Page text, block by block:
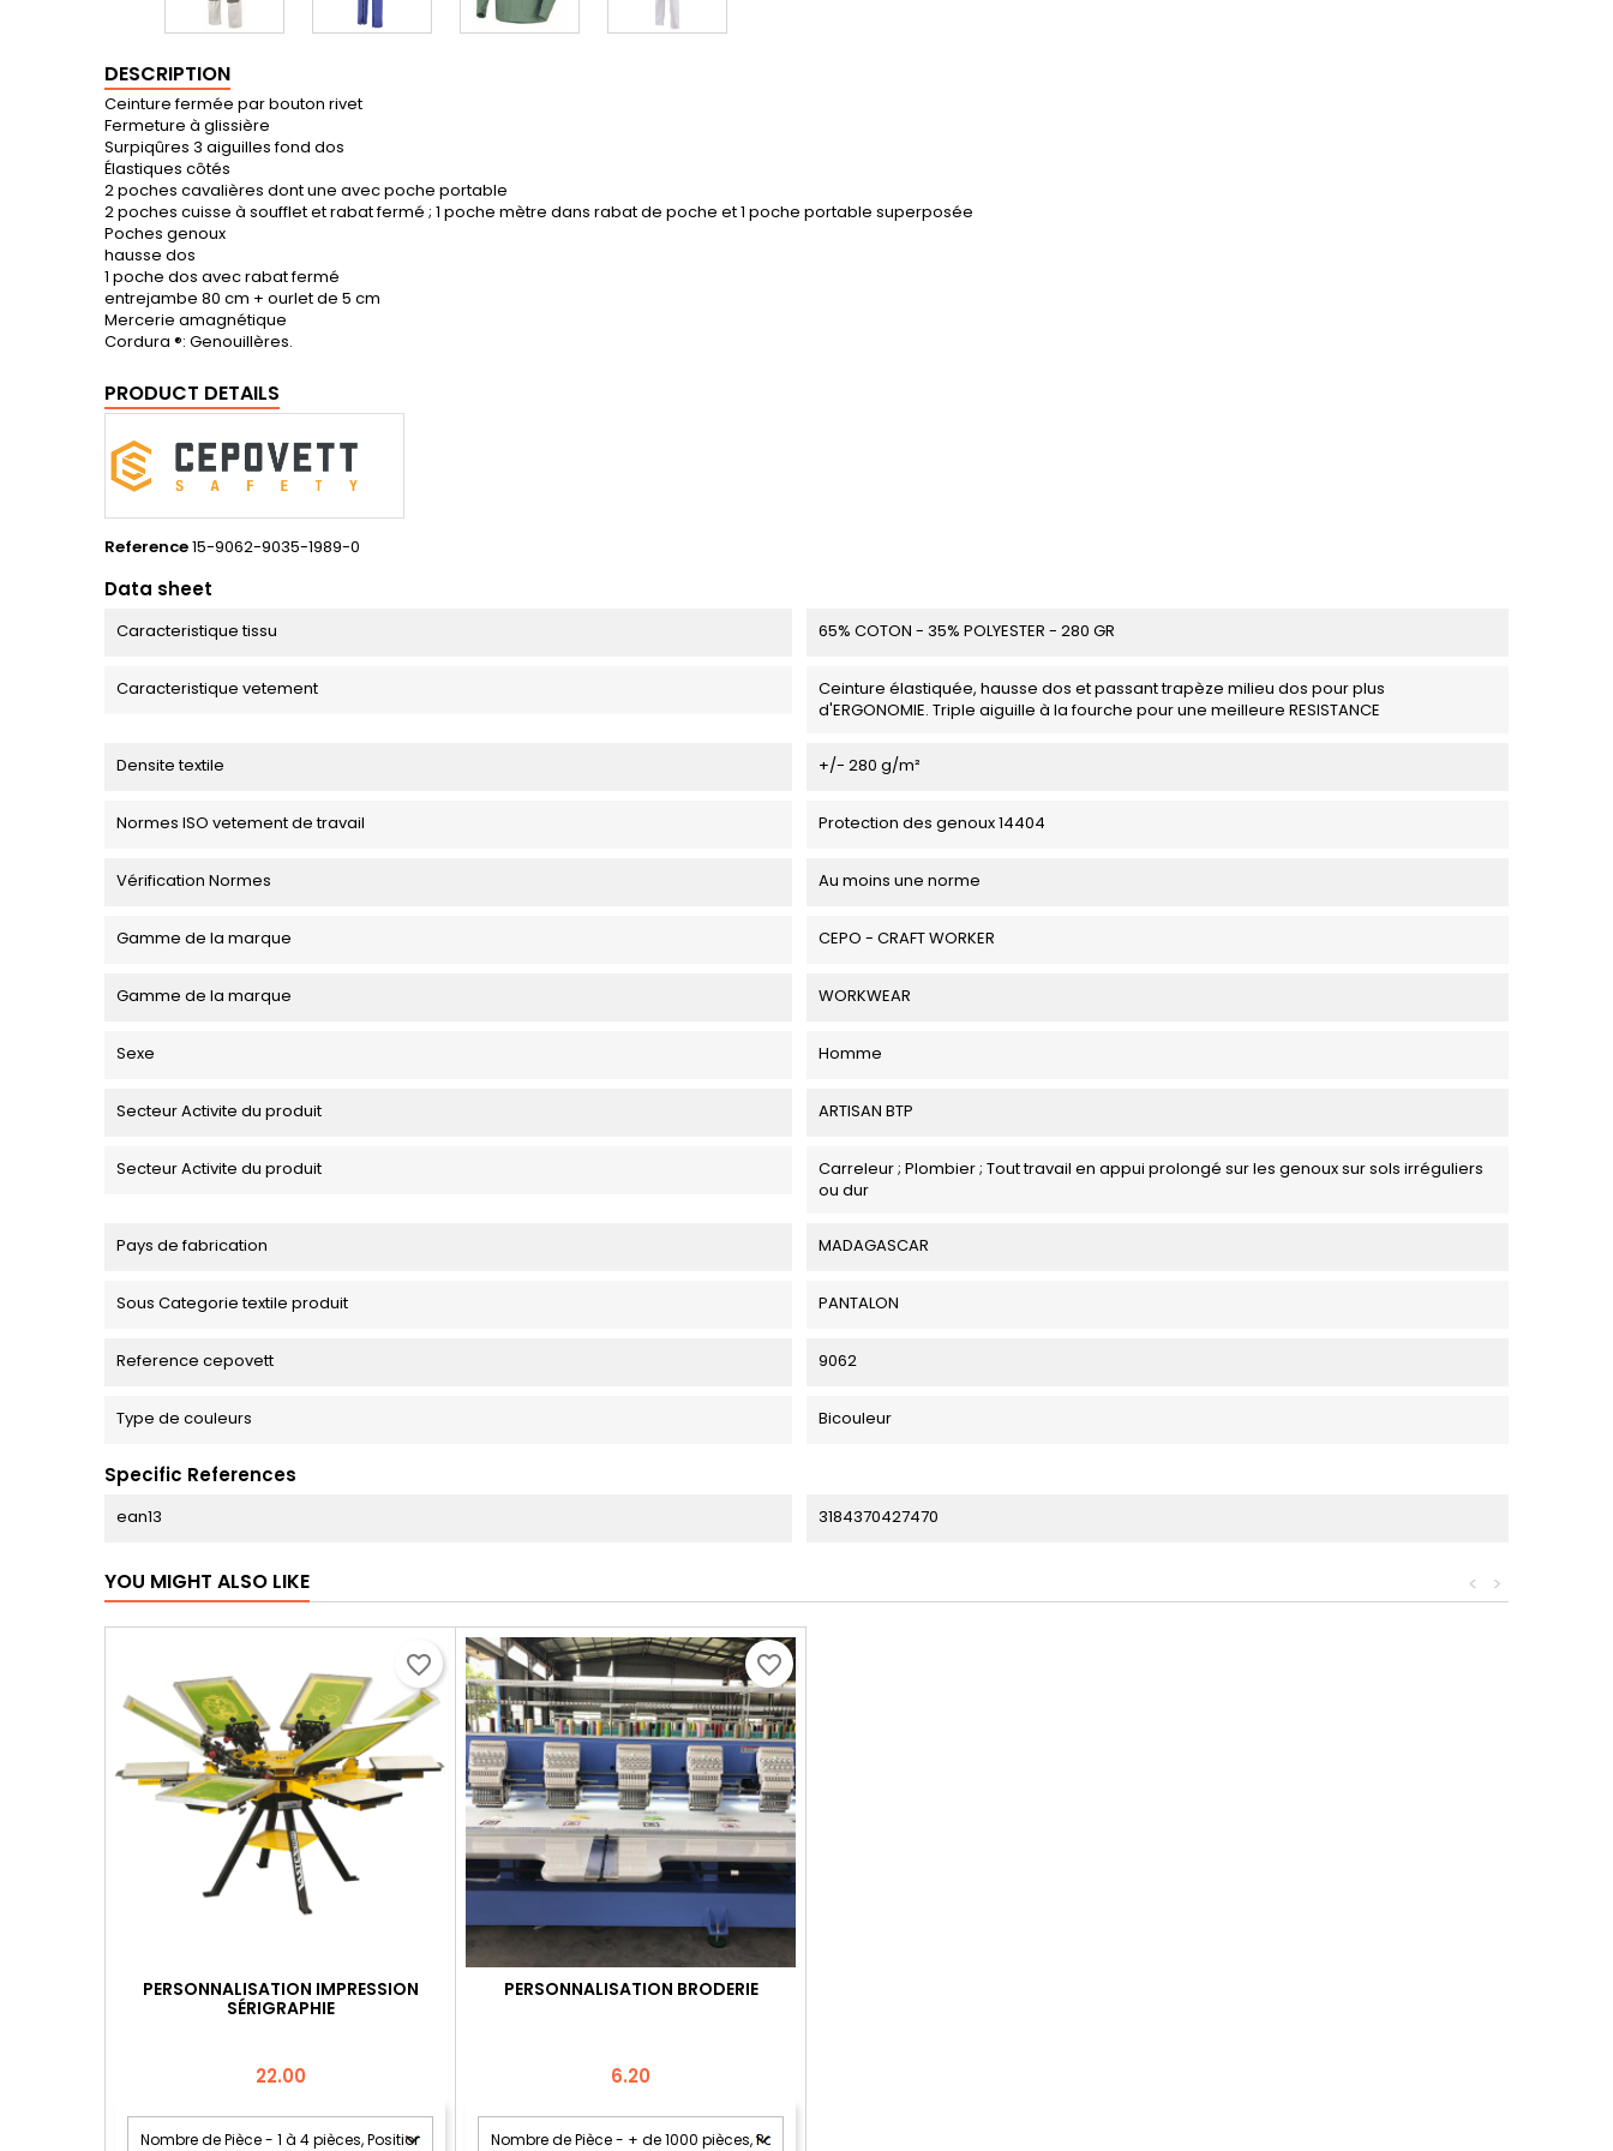
DESCRIPTION
Ceinture fermée par bouton rivet
Fermeture à glissière
Surpiqûres 3 aiguilles fond dos
Élastiques côtés
2 poches cavalières dont une avec poche portable
2 poches cuisse à soufflet et rabat fermé ; 1 poche mètre dans rabat de poche et 1 poche portable superposée
Poches genoux
hausse dos
1 poche dos avec rabat fermé
entrejambe 80 cm + ourlet de 5 cm
Mercerie amagnétique
Cordura ®: Genouillères.
PRODUCT DETAILS
Reference15-9062-9035-1989-0
Data sheet
Caracteristique tissu 65% COTON - 35% POLYESTER - 280 GR
Caracteristique vetement
Ceinture élastiquée, hausse dos et passant trapèze milieu dos pour plus
d'ERGONOMIE. Triple aiguille à la fourche pour une meilleure RESISTANCE
Densite textile +/- 280 g/m²
Normes ISO vetement de travail Protection des genoux 14404
Vérification Normes Au moins une norme
Gamme de la marque CEPO - CRAFT WORKER
Gamme de la marque WORKWEAR
Sexe Homme
Secteur Activite du produit ARTISAN BTP
Secteur Activite du produit
Carreleur ; Plombier ; Tout travail en appui prolongé sur les genoux sur sols irréguliers
ou dur
Pays de fabrication MADAGASCAR
Sous Categorie textile produit PANTALON
Reference cepovett 9062
Type de couleurs Bicouleur
Specific References
ean13 3184370427470
YOU MIGHT ALSO LIKE >
<
PERSONNALISATION IMPRESSION
SÉRIGRAPHIE
Price
22.00
favorite_border
PERSONNALISATION BRODERIE
Price
6.20
favorite_border